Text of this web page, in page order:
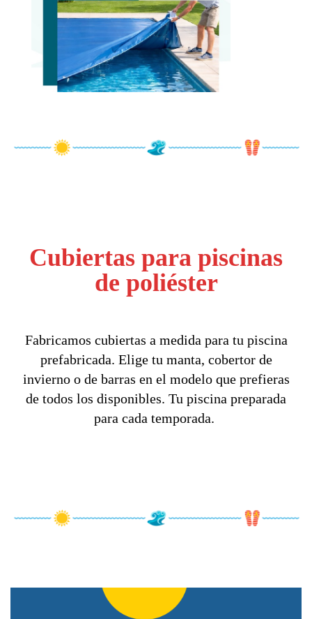
Cubiertas para piscinas
de poliéster
Fabricamos cubiertas a medida para tu piscina
prefabricada. Elige tu manta, cobertor de
invierno o de barras en el modelo que prefieras
de todos los disponibles. Tu piscina preparada
para cada temporada.